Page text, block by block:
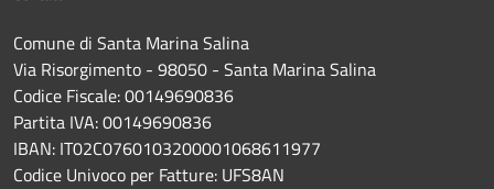
Comune di Santa Marina Salina
Via Risorgimento - 98050 - Santa Marina Salina
Codice Fiscale: 00149690836
Partita IVA: 00149690836
IBAN: IT02C0760103200001068611977
Codice Univoco per Fatture: UFS8AN